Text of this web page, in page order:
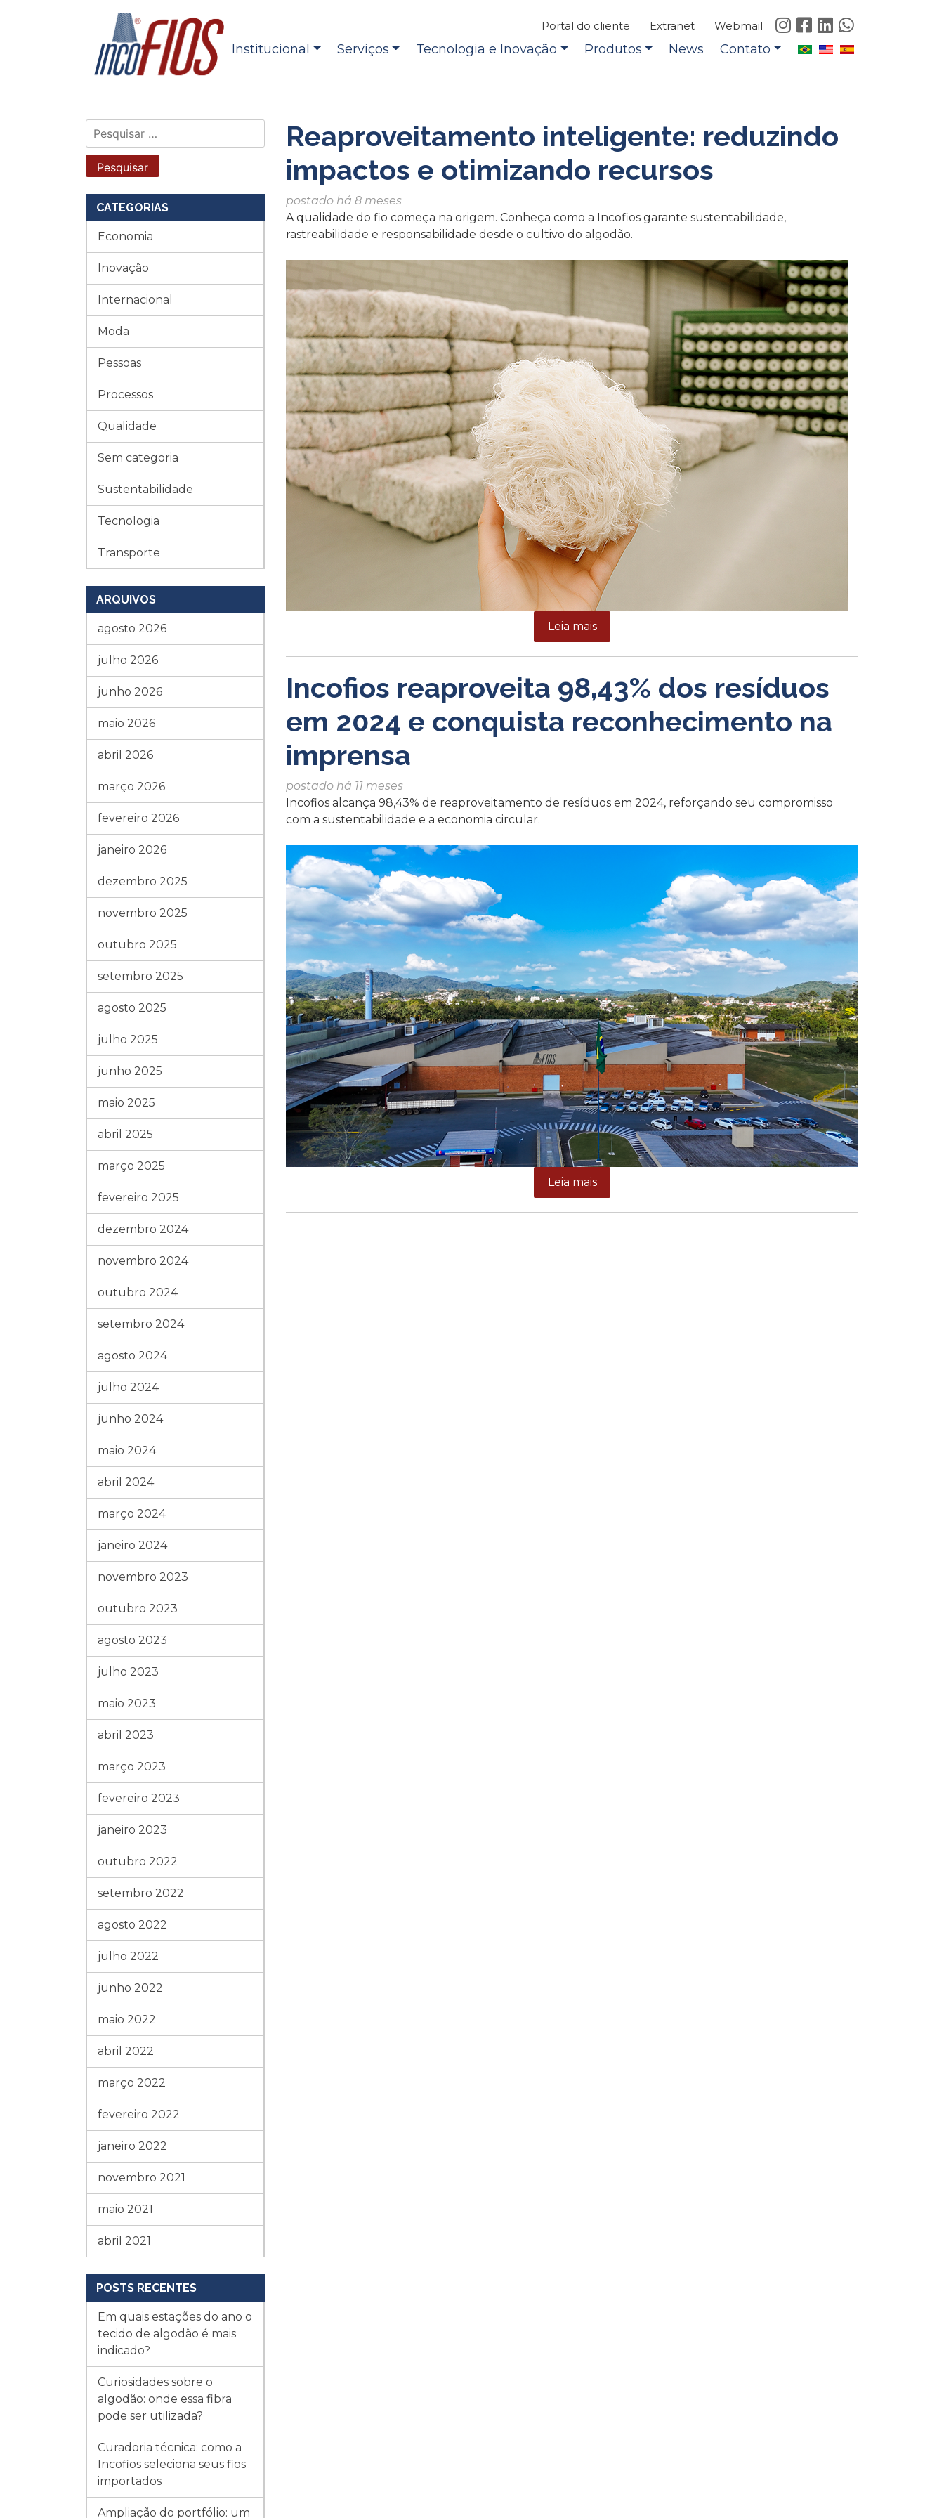
Institucional Serviços Tecnologia e Inovação Produtos News Contato
Portal do cliente Extranet Webmail
Pesquisar
por:
CATEGORIAS
Economia
Inovação
Internacional
Moda
Pessoas
Processos
Qualidade
Sem categoria
Sustentabilidade
Tecnologia
Transporte
ARQUIVOS
agosto 2026
julho 2026
junho 2026
maio 2026
abril 2026
março 2026
fevereiro 2026
janeiro 2026
dezembro 2025
novembro 2025
outubro 2025
setembro 2025
agosto 2025
julho 2025
junho 2025
maio 2025
abril 2025
março 2025
fevereiro 2025
dezembro 2024
novembro 2024
outubro 2024
setembro 2024
agosto 2024
julho 2024
junho 2024
maio 2024
abril 2024
março 2024
janeiro 2024
novembro 2023
outubro 2023
agosto 2023
julho 2023
maio 2023
abril 2023
março 2023
fevereiro 2023
janeiro 2023
outubro 2022
setembro 2022
agosto 2022
julho 2022
junho 2022
maio 2022
abril 2022
março 2022
fevereiro 2022
janeiro 2022
novembro 2021
maio 2021
abril 2021
POSTS RECENTES
Em quais estações do ano o
tecido de algodão é mais
indicado?
Curiosidades sobre o
algodão: onde essa fibra
pode ser utilizada?
Curadoria técnica: como a
Incofios seleciona seus fios
importados
Ampliação do portfólio: um
Reaproveitamento inteligente: reduzindo
impactos e otimizando recursos
postado há 8 meses
A qualidade do fio começa na origem. Conheça como a Incofios garante sustentabilidade,
rastreabilidade e responsabilidade desde o cultivo do algodão.
Leia mais
Incofios reaproveita 98,43% dos resíduos
em 2024 e conquista reconhecimento na
imprensa
postado há 11 meses
Incofios alcança 98,43% de reaproveitamento de resíduos em 2024, reforçando seu compromisso
com a sustentabilidade e a economia circular.
Leia mais